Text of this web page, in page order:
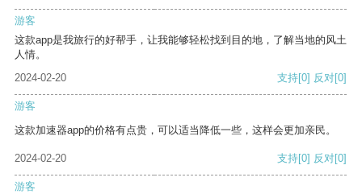
游客
这款app是我旅行的好帮手，让我能够轻松找到目的地，了解当地的风土
人情。
2024-02-20
支持[0] 反对[0]
游客
这款加速器app的价格有点贵，可以适当降低一些，这样会更加亲民。
2024-02-20 支持[0] 反对[0]
游客